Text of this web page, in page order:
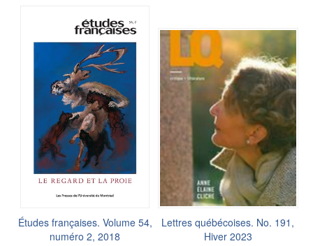
Études françaises. Volume 54,
numéro 2, 2018
Lettres québécoises. No. 191,
Hiver 2023